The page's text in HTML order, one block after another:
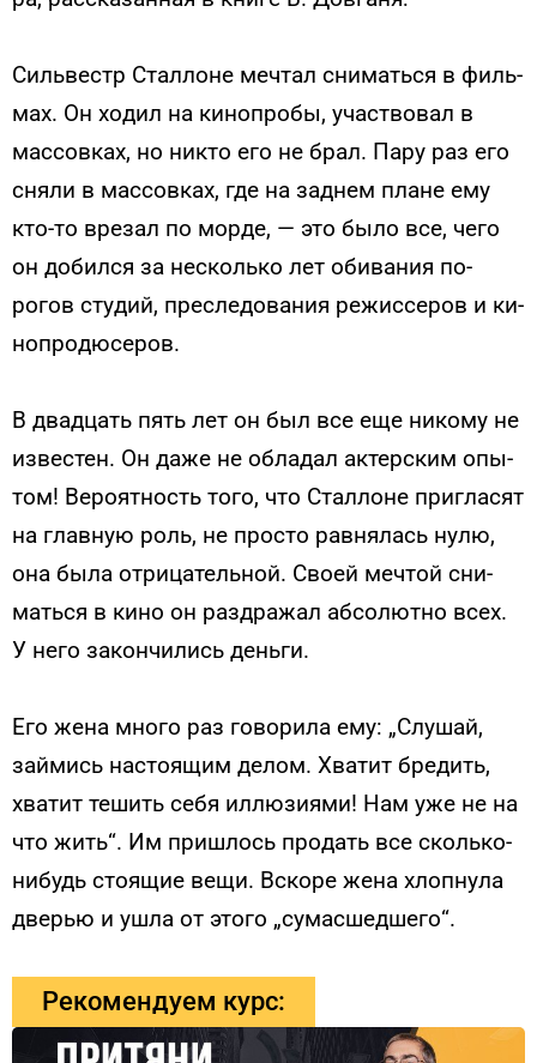
Силь­вестр Стал­ло­не меч­тал сни­мать­ся в филь­
мах. Он хо­дил на ки­ноп­ро­бы, учас­тво­вал в
мас­совках, но ник­то его не брал. Па­ру раз его
сня­ли в мас­совках, где на зад­нем пла­не ему
кто-то вре­зал по мор­де, — это бы­ло все, че­го
он до­бил­ся за нес­коль­ко лет оби­вания по­
рогов сту­дий, прес­ле­дова­ния ре­жис­се­ров и ки­
ноп­ро­дюсе­ров.
В двад­цать пять лет он был все еще ни­кому не
из­вестен. Он да­же не об­ла­дал ак­тер­ским опы­
том! Ве­ро­ят­ность то­го, что Стал­ло­не приг­ла­сят
на глав­ную роль, не прос­то рав­ня­лась ну­лю,
она бы­ла от­ри­цатель­ной. Сво­ей меч­той сни­
мать­ся в ки­но он раз­дра­жал аб­со­лют­но всех.
У не­го за­кон­чи­лись день­ги.
Его же­на мно­го раз го­вори­ла ему: „Слу­шай,
зай­мись нас­то­ящим де­лом. Хва­тит бре­дить,
хва­тит те­шить се­бя ил­лю­зи­ями! Нам уже не на
что жить“. Им приш­лось про­дать все сколь­ко-
ни­будь сто­ящие ве­щи. Вско­ре же­на хлоп­ну­ла
дверью и уш­ла от это­го „су­мас­шедше­го“.
Рекомендуем курс: